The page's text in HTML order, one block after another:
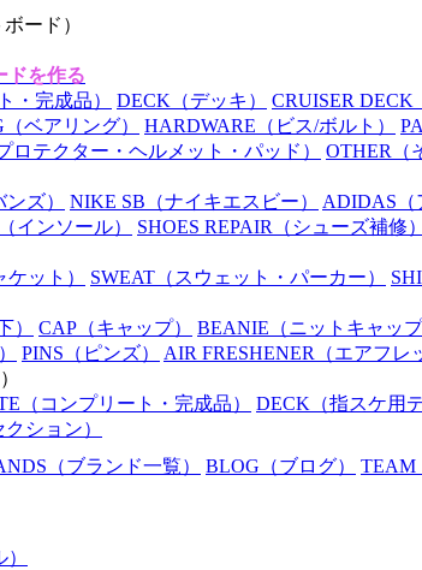
ード）
ドを作る
・完成品） DECK （デッキ） CRUISER DECK
（ベアリング） HARDWARE （ビス/ボルト）
ロテクター・ヘルメット・パッド） OTHER （
ンズ） NIKE SB （ナイキエスビー） ADIDAS
（インソール） SHOES REPAIR （シューズ補修）
ケット） SWEAT （スウェット・パーカー）
） CAP （キャップ） BEANIE （ニットキャップ
PINS （ピンズ） AIR FRESHENER （エアフレ
（コンプリート・完成品） DECK （指スケ用
クション）
（ブランド一覧） BLOG （ブログ） TEAM